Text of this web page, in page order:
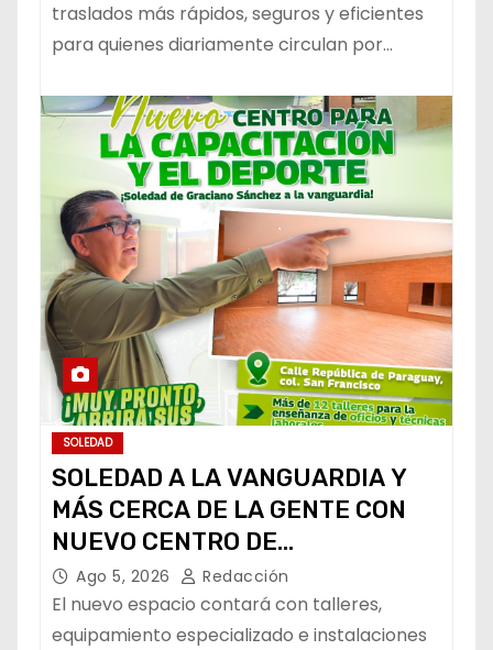
traslados más rápidos, seguros y eficientes
para quienes diariamente circulan por…
SOLEDAD
SOLEDAD A LA VANGUARDIA Y
MÁS CERCA DE LA GENTE CON
NUEVO CENTRO DE
CAPACITACIÓN: NAVARRO MUÑIZ
Ago 5, 2026 Redacción
El nuevo espacio contará con talleres,
equipamiento especializado e instalaciones